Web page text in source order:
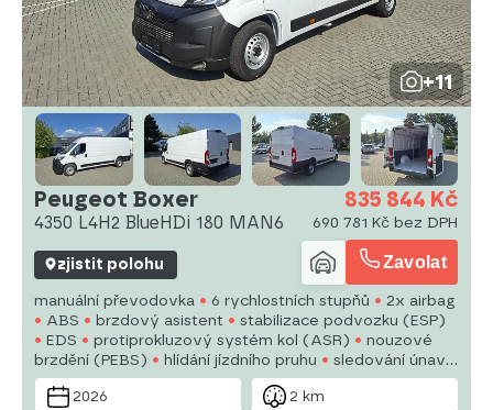
+11
Peugeot Boxer
4350 L4H2 BlueHDi 180 MAN6
835 844 Kč
690 781 Kč bez DPH
zjistit polohu Zavolat
manuální převodovka 6 rychlostních stupňů
2x airbag
ABS
brzdový asistent
stabilizace podvozku (ESP)
EDS
protiprokluzový systém kol (ASR)
nouzové
brzdění (PEBS)
hlídání jízdního pruhu
sledování únavy
řidiče
posilovač řízení aut. klimatizace
tempomat
denní svícení
2026 2 km